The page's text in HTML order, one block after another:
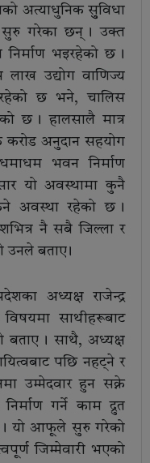
अत्याधुनिक सुुविधा
सुरु गरेका छन् । उक्त
निर्माण भइरहेको छ ।
लाख उद्योग वाणिज्य
छ भने, चालिस
छ । हालसालै मात्र
करोड अनुदान सहयोग
धमाधम भवन निर्माण
यो अवस्थामा कुनै
अवस्था रहेको छ ।
नै सबै जिल्ला र
उनले बताए ।
अध्यक्ष राजेन्द्र
विषयमा साथीहरूबाट
। साथै, अध्यक्ष
पछि नहट्ने र
उम्मेदवार हुन सक्ने
गर्ने काम द्रुत
। यो आफूले सुरु गरेको
जिम्मेवारी भएको